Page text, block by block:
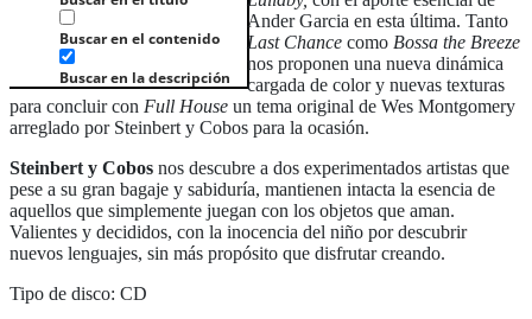
Buscar en el contenido
Buscar en la descripción
Ander Garcia en esta última. Tanto
Last Chance como Bossa the Breeze
nos proponen una nueva dinámica
cargada de color y nuevas texturas
para concluir con Full House un tema original de Wes Montgomery
arreglado por Steinbert y Cobos para la ocasión.
Steinbert y Cobos nos descubre a dos experimentados artistas que
pese a su gran bagaje y sabiduría, mantienen intacta la esencia de
aquellos que simplemente juegan con los objetos que aman.
Valientes y decididos, con la inocencia del niño por descubrir
nuevos lenguajes, sin más propósito que disfrutar creando.
Tipo de disco: CD